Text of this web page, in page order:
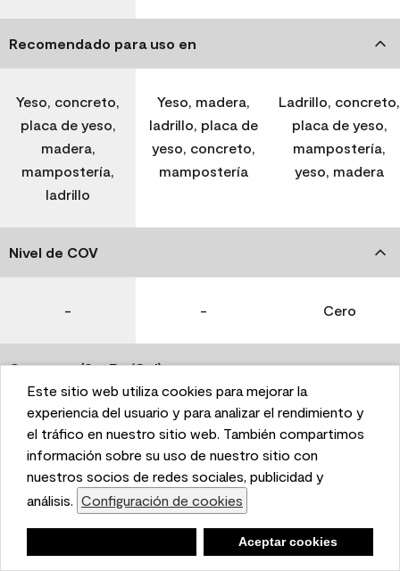
This website uses cookies to enhance user experience
and to analyze performance and traffic on our website.
We also share information about your use of our site
with our social media, advertising, and analytics
partners. Cookie Settings
Accept Cookies
Este sitio web utiliza cookies para mejorar la
experiencia del usuario y para analizar el rendimiento y
el tráfico en nuestro sitio web. También compartimos
información sobre su uso de nuestro sitio con
nuestros socios de redes sociales, publicidad y
análisis. Configuración de cookies
Aceptar cookies
Recomendado para uso en
Yeso, concreto,
placa de yeso,
madera,
mampostería,
ladrillo
Yeso, madera,
ladrillo, placa de
yeso, concreto,
mampostería
Ladrillo, concreto,
placa de yeso,
mampostería,
yeso, madera
Nivel de COV
- - Cero
Coverage (Sq. Ft./Gal)
350-400 400-450 400-450
Tiempo de secado
1 hora